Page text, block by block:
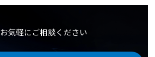
お気軽にご相談ください